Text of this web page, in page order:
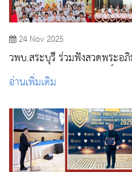
24 Nov 2025
วพบ.สระบุรี ร่วมฟังสวดพระอ
แด่สมเด็จพระนางเจ้าสิริกิติ์ พ
สมเด็จพระพันปีหลวง ณ วัดทอง
อ่านเพิ่มเติม